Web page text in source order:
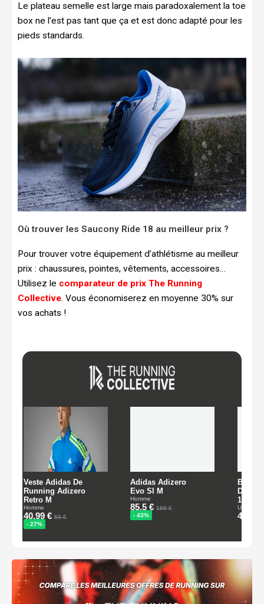
Le plateau semelle est large mais paradoxalement la toe
box ne l’est pas tant que ça et est donc adapté pour les
pieds standards.
Où trouver les Saucony Ride 18 au meilleur prix ?
Pour trouver votre équipement d’athlétisme au meilleur
prix : chaussures, pointes, vêtements, accessoires…
Utilisez le comparateur de prix The Running
Collective . Vous économiserez en moyenne 30% sur
vos achats !